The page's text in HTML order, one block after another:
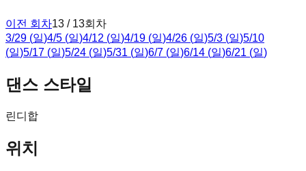
이전 회차13 / 13회차
3/29 (일)4/5 (일)4/12 (일)4/19 (일)4/26 (일)5/3 (일)5/10
(일)5/17 (일)5/24 (일)5/31 (일)6/7 (일)6/14 (일)6/21 (일)
댄스 스타일
린디합
위치